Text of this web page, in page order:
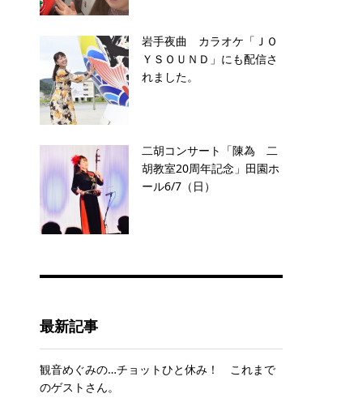
岩手夜曲 カラオケ「ＪＯ
ＹＳＯＵＮＤ」にも配信さ
れました。
二胡コンサート「陳為 二
胡教室20周年記念」田園ホ
ール6/7（日）
最新記事
観音めぐみの…チョットひと休み！ これまで
のゲストさん。